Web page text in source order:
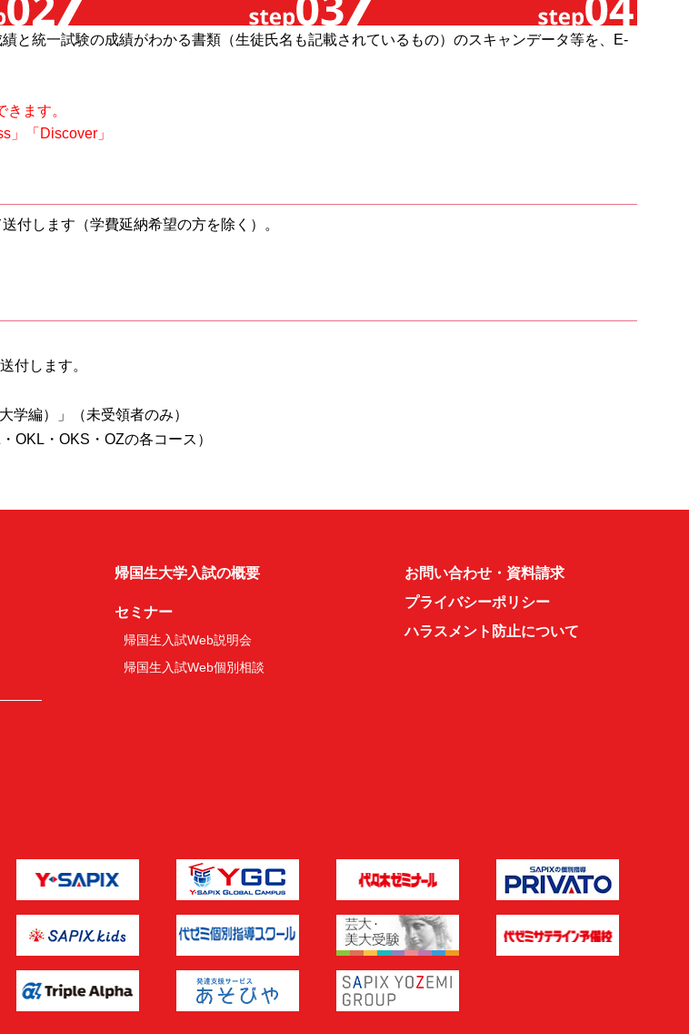
績と統一試験の成績がわかる書類（生徒氏名も記載されているもの）のスキャンデータ等を、E-
ます。
「Discover」
付します（学費延納希望の方を除く）。
付します。
編）」（未受領者のみ）
・OKS・OZの各コース）
帰国生大学入試の概要
セミナー
帰国生入試Web説明会
帰国生入試Web個別相談
お問い合わせ・資料請求
プライバシーポリシー
ハラスメント防止について